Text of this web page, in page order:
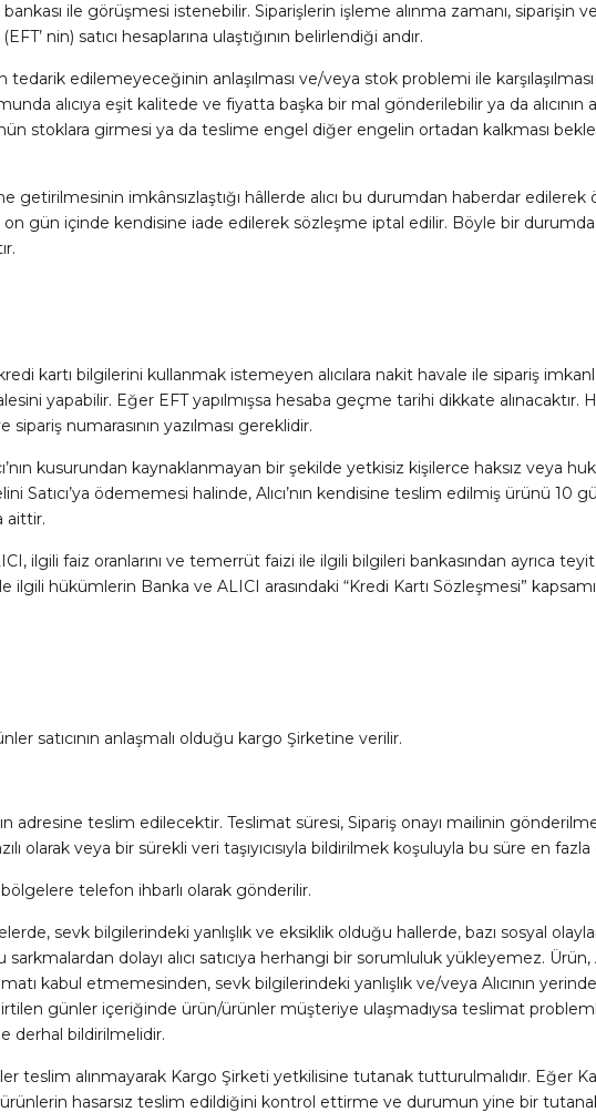
bankası ile görüşmesi istenebilir. Siparişlerin işleme alınma zamanı, siparişin
nin) satıcı hesaplarına ulaştığının belirlendiği andır.
edilemeyeceğinin anlaşılması ve/veya stok problemi ile
alıcıya eşit kalitede ve fiyatta başka bir mal gönderilebilir ya da alıcının
stoklara girmesi ya da teslime engel diğer engelin ortadan kalkması
imkânsızlaştığı hâllerde alıcı bu durumdan haberdar
gün içinde kendisine iade edilerek sözleşme iptal edilir. Böyle bir durumda
kartı bilgilerini kullanmak istemeyen alıcılara nakit havale ile sipariş
yapabilir. Eğer EFT yapılmışsa hesaba geçme tarihi dikkate alınacaktır.
numarasının yazılması gereklidir.
kusurundan kaynaklanmayan bir şekilde yetkisiz kişilerce haksız veya
ödememesi halinde, Alıcı’nın kendisine teslim edilmiş ürünü 10
aittir.
ilgili faiz oranlarını ve temerrüt faizi ile ilgili bilgileri bankasından ayrıca
hükümlerin Banka ve ALICI arasındaki “Kredi Kartı Sözleşmesi”
satıcının anlaşmalı olduğu kargo Şirketine verilir.
adresine teslim edilecektir. Teslimat süresi, Sipariş onayı mailinin
olarak veya bir sürekli veri taşıyıcısıyla bildirilmek koşuluyla bu süre en
telefon ihbarlı olarak gönderilir.
sevk bilgilerindeki yanlışlık ve eksiklik olduğu hallerde, bazı sosyal
dolayı alıcı satıcıya herhangi bir sorumluluk yükleyemez. Ürün,
kabul etmemesinden, sevk bilgilerindeki yanlışlık ve/veya Alıcının
günler içeriğinde ürün/ürünler müşteriye ulaşmadıysa teslimat
derhal bildirilmelidir.
teslim alınmayarak Kargo Şirketi yetkilisine tutanak tutturulmalıdır. Eğer
ürünlerin hasarsız teslim edildiğini kontrol ettirme ve durumun yine bir